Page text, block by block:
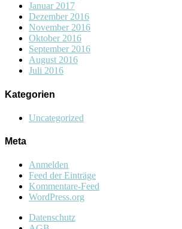
Januar 2017
Dezember 2016
November 2016
Oktober 2016
September 2016
August 2016
Juli 2016
Kategorien
Uncategorized
Meta
Anmelden
Feed der Einträge
Kommentare-Feed
WordPress.org
Datenschutz